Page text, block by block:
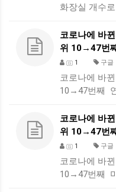
화장실 개수
코로나에 바
위 10→47번
1 구글
코로나에 바
10→47번째
코로나에 바
위 10→47번
1 구글
코로나에 바
10→47번째